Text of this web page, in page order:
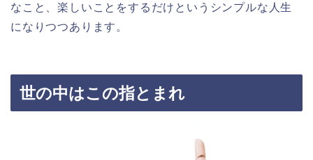
なこと、楽しいことをするだけというシンプルな人生
になりつつあります。
世の中はこの指とまれ